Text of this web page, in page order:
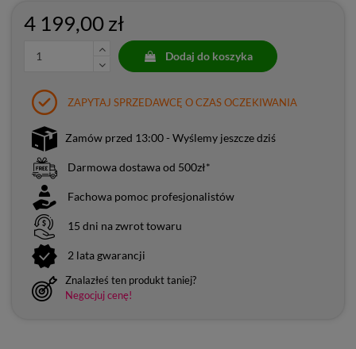
4 199,00 zł
Dodaj do koszyka
ZAPYTAJ SPRZEDAWCĘ O CZAS OCZEKIWANIA
Zamów przed 13:00 - Wyślemy jeszcze dziś
Darmowa dostawa od 500zł*
Fachowa pomoc profesjonalistów
15 dni na zwrot towaru
2 lata gwarancji
Znalazłeś ten produkt taniej?
Negocjuj cenę!